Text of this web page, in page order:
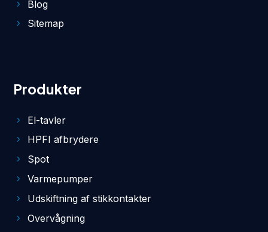
Blog
Sitemap
Produkter
El-tavler
HPFI afbrydere
Spot
Varmepumper
Udskiftning af stikkontakter
Overvågning